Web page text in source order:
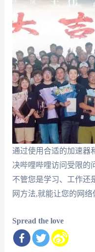
通过使用合适的加速器
决哔哩哔哩访问受限的
不管您是学习、工作还
网方法,就能让您的网络
Spread the love